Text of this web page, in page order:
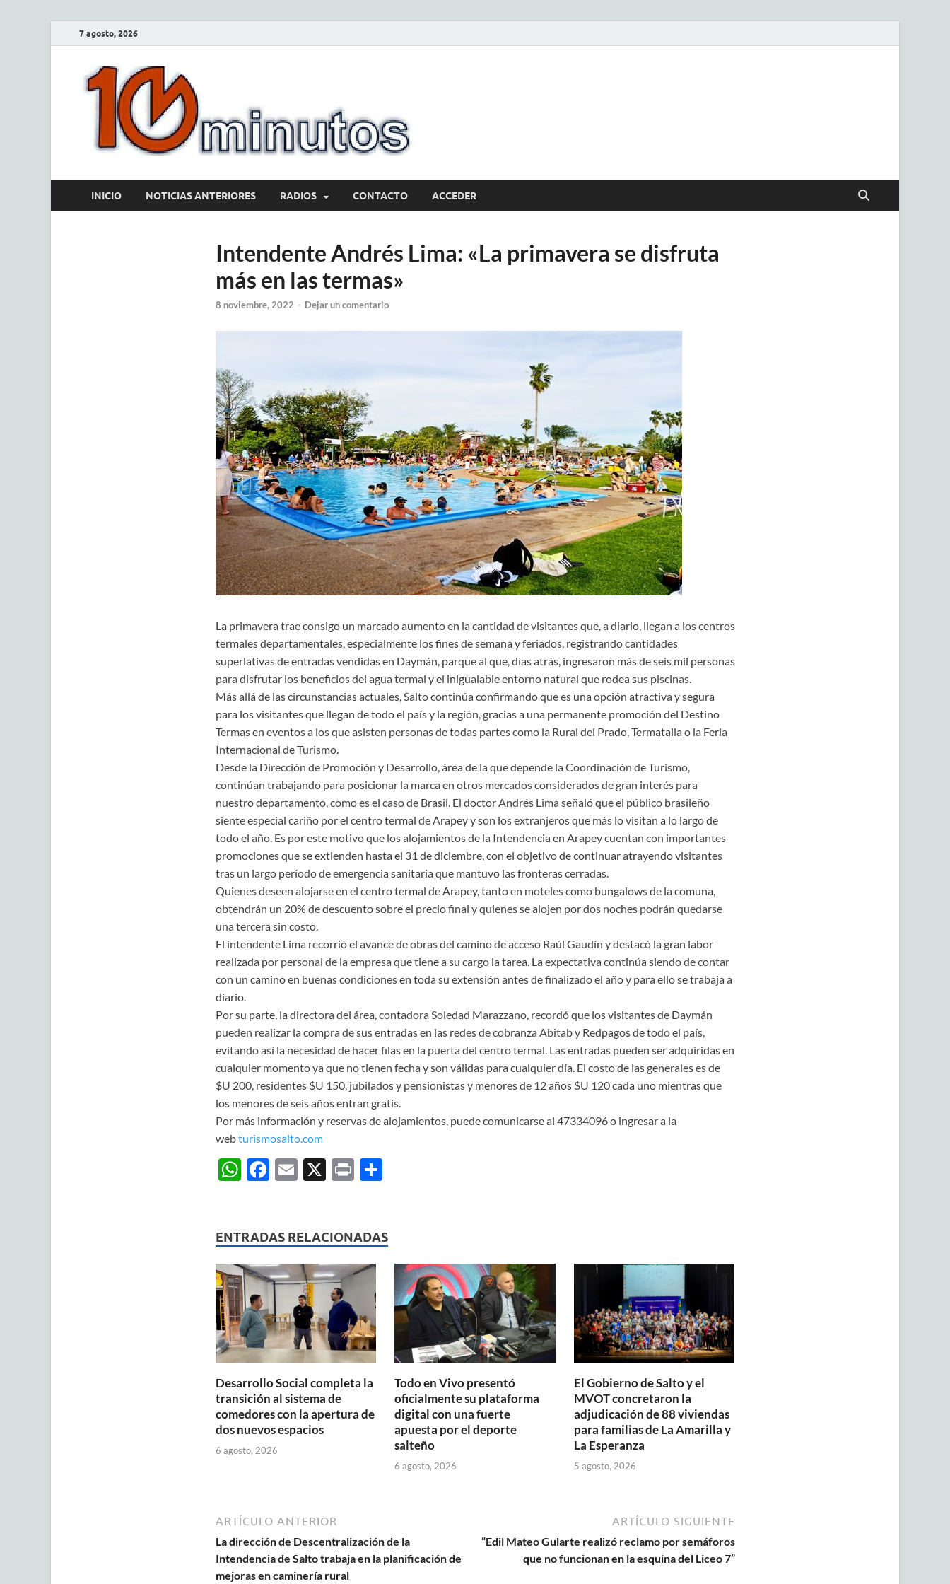
7 agosto, 2026
INICIO NOTICIAS ANTERIORES RADIOS CONTACTO ACCEDER
Intendente Andrés Lima: «La primavera se disfruta
más en las termas»
8 noviembre, 2022 - Dejar un comentario
La primavera trae consigo un marcado aumento en la cantidad de visitantes que, a diario, llegan a los centros
termales departamentales, especialmente los fines de semana y feriados, registrando cantidades
superlativas de entradas vendidas en Daymán, parque al que, días atrás, ingresaron más de seis mil personas
para disfrutar los beneficios del agua termal y el inigualable entorno natural que rodea sus piscinas.
Más allá de las circunstancias actuales, Salto continúa confirmando que es una opción atractiva y segura
para los visitantes que llegan de todo el país y la región, gracias a una permanente promoción del Destino
Termas en eventos a los que asisten personas de todas partes como la Rural del Prado, Termatalia o la Feria
Internacional de Turismo.
Desde la Dirección de Promoción y Desarrollo, área de la que depende la Coordinación de Turismo,
continúan trabajando para posicionar la marca en otros mercados considerados de gran interés para
nuestro departamento, como es el caso de Brasil. El doctor Andrés Lima señaló que el público brasileño
siente especial cariño por el centro termal de Arapey y son los extranjeros que más lo visitan a lo largo de
todo el año. Es por este motivo que los alojamientos de la Intendencia en Arapey cuentan con importantes
promociones que se extienden hasta el 31 de diciembre, con el objetivo de continuar atrayendo visitantes
tras un largo período de emergencia sanitaria que mantuvo las fronteras cerradas.
Quienes deseen alojarse en el centro termal de Arapey, tanto en moteles como bungalows de la comuna,
obtendrán un 20% de descuento sobre el precio final y quienes se alojen por dos noches podrán quedarse
una tercera sin costo.
El intendente Lima recorrió el avance de obras del camino de acceso Raúl Gaudín y destacó la gran labor
realizada por personal de la empresa que tiene a su cargo la tarea. La expectativa continúa siendo de contar
con un camino en buenas condiciones en toda su extensión antes de finalizado el año y para ello se trabaja a
diario.
Por su parte, la directora del área, contadora Soledad Marazzano, recordó que los visitantes de Daymán
pueden realizar la compra de sus entradas en las redes de cobranza Abitab y Redpagos de todo el país,
evitando así la necesidad de hacer filas en la puerta del centro termal. Las entradas pueden ser adquiridas en
cualquier momento ya que no tienen fecha y son válidas para cualquier día. El costo de las generales es de
$U 200, residentes $U 150, jubilados y pensionistas y menores de 12 años $U 120 cada uno mientras que
los menores de seis años entran gratis.
Por más información y reservas de alojamientos, puede comunicarse al 47334096 o ingresar a la
webturismosalto.com
W
s
A
p
p
F
b
o
o
k
E X P C
p
ar
ti
ENTRADAS RELACIONADAS
Desarrollo Social completa la
transición al sistema de
comedores con la apertura de
dos nuevos espacios
6 agosto, 2026
Todo en Vivo presentó
oficialmente su plataforma
digital con una fuerte
apuesta por el deporte
salteño
6 agosto, 2026
El Gobierno de Salto y el
MVOT concretaron la
adjudicación de 88 viviendas
para familias de La Amarilla y
La Esperanza
5 agosto, 2026
ARTÍCULO ANTERIOR
La dirección de Descentralización de la
Intendencia de Salto trabaja en la planificación de
mejoras en caminería rural
ARTÍCULO SIGUIENTE
“Edil Mateo Gularte realizó reclamo por semáforos
que no funcionan en la esquina del Liceo 7”